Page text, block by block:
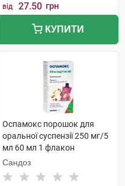
від 27.50 грн
КУПИТИ
Оспамокс порошок для
оральної суспензії 250 мг/5
мл 60 мл 1 флакон
Сандоз